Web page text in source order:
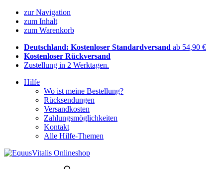
zur Navigation
zum Inhalt
zum Warenkorb
Deutschland: Kostenloser Standardversand ab 54,90 €
Kostenloser Rückversand
Zustellung in 2 Werktagen.
Hilfe
Wo ist meine Bestellung?
Rücksendungen
Versandkosten
Zahlungsmöglichkeiten
Kontakt
Alle Hilfe-Themen